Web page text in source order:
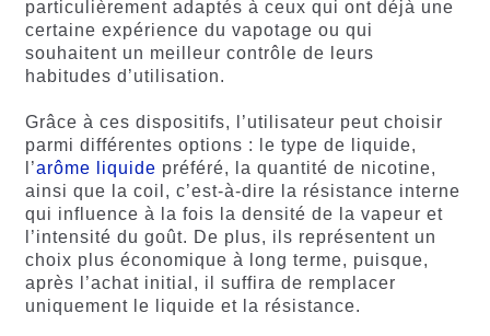
particulièrement adaptés à ceux qui ont déjà une
certaine expérience du vapotage ou qui
souhaitent un meilleur contrôle de leurs
habitudes d’utilisation.
Grâce à ces dispositifs, l’utilisateur peut choisir
parmi différentes options : le type de liquide,
l’arôme liquide préféré, la quantité de nicotine,
ainsi que la coil, c’est-à-dire la résistance interne
qui influence à la fois la densité de la vapeur et
l’intensité du goût. De plus, ils représentent un
choix plus économique à long terme, puisque,
après l’achat initial, il suffira de remplacer
uniquement le liquide et la résistance.